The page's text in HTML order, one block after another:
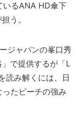
いるANA HD傘下
う。
ジャパンの峯口秀
で提供するが「L
読み解くには、日
たピーチの強み